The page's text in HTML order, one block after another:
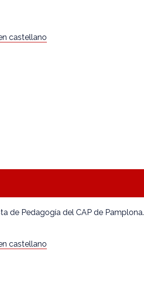
castellano
de Pedagogía del CAP de Pamplona.
castellano